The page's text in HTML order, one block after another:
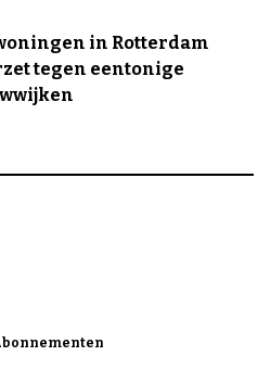
in Rotterdam
tegen eentonige